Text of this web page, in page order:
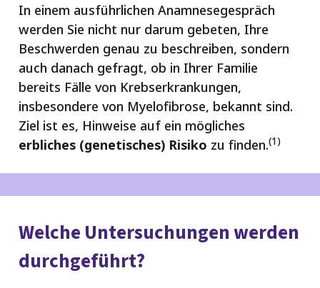
In einem ausführlichen Anamnesegespräch
werden Sie nicht nur darum gebeten, Ihre
Beschwerden genau zu beschreiben, sondern
auch danach gefragt, ob in Ihrer Familie
bereits Fälle von Krebserkrankungen,
insbesondere von Myelofibrose, bekannt sind.
Ziel ist es, Hinweise auf ein mögliches
erbliches (genetisches) Risiko zu finden.(1)
Welche Untersuchungen werden
durchgeführt?